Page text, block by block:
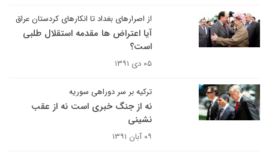
از اصرارهای بغداد تا انکارهای کردستان عراق
آیا اعتراض ها مقدمه استقلال طلبی
است؟
۰۵ دی ۱۳۹۱
ترکیه بر سر دوراهی سوریه
نه از جنگ خبری است نه از عقب
نشینی
۰۹ آبان ۱۳۹۱